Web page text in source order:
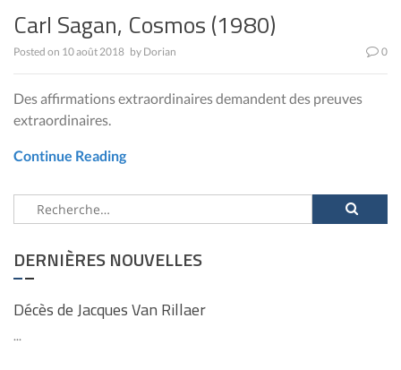
Carl Sagan, Cosmos (1980)
Posted on 10 août 2018 by Dorian 0
Des affirmations extraordinaires demandent des preuves
extraordinaires.
Continue Reading
Rechercher :
DERNIÈRES NOUVELLES
Décès de Jacques Van Rillaer
...